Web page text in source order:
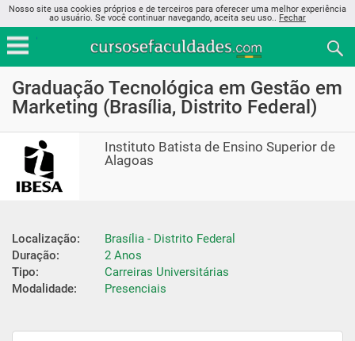
Nosso site usa cookies próprios e de terceiros para oferecer uma melhor experiência
ao usuário. Se você continuar navegando, aceita seu uso.. Fechar
Graduação Tecnológica em Gestão em
Marketing (Brasília, Distrito Federal)
Instituto Batista de Ensino Superior de
Alagoas
Localização:
Brasília - Distrito Federal
Duração:
2 Anos
Tipo:
Carreiras Universitárias
Modalidade:
Presenciais